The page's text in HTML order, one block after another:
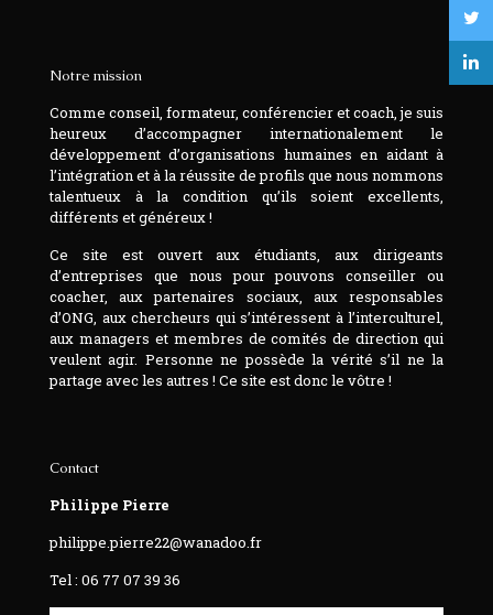
Notre mission
Comme conseil, formateur, conférencier et coach, je suis
heureux d’accompagner internationalement le
développement d’organisations humaines en aidant à
l’intégration et à la réussite de profils que nous nommons
talentueux à la condition qu’ils soient excellents,
différents et généreux !
Ce site est ouvert aux étudiants, aux dirigeants
d’entreprises que nous pour pouvons conseiller ou
coacher, aux partenaires sociaux, aux responsables
d’ONG, aux chercheurs qui s’intéressent à l’interculturel,
aux managers et membres de comités de direction qui
veulent agir. Personne ne possède la vérité s’il ne la
partage avec les autres ! Ce site est donc le vôtre !
Contact
Philippe Pierre
philippe.pierre22@wanadoo.fr
Tel : 06 77 07 39 36‬